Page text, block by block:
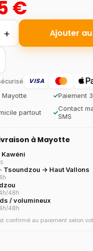
€
+ Ajouter
VISA
✓Paiement
partout ✓Contact
SMS
à Mayotte
Tsoundzou → Haut Vallons
48h
/ volumineux
48h
confirmé au paiement selon